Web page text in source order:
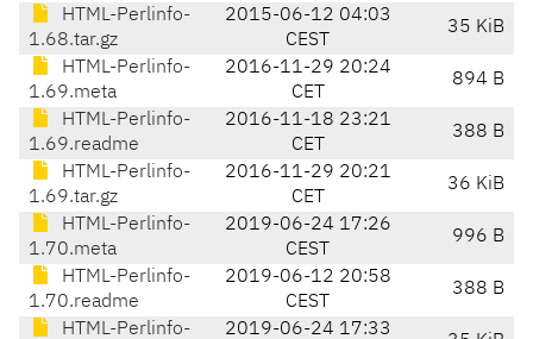
HTML-Perlinfo-
1.68.tar.gz
2015-06-12 04:03
CEST
35 KiB
HTML-Perlinfo-
1.69.meta
2016-11-29 20:24
CET
894 B
HTML-Perlinfo-
1.69.readme
2016-11-18 23:21
CET
388 B
HTML-Perlinfo-
1.69.tar.gz
2016-11-29 20:21
CET
36 KiB
HTML-Perlinfo-
1.70.meta
2019-06-24 17:26
CEST
996 B
HTML-Perlinfo-
1.70.readme
2019-06-12 20:58
CEST
388 B
HTML-Perlinfo- 2019-06-24 17:33